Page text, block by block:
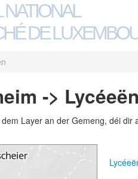
NATIONAL
DE
->
Layer an der Gemeng, déi